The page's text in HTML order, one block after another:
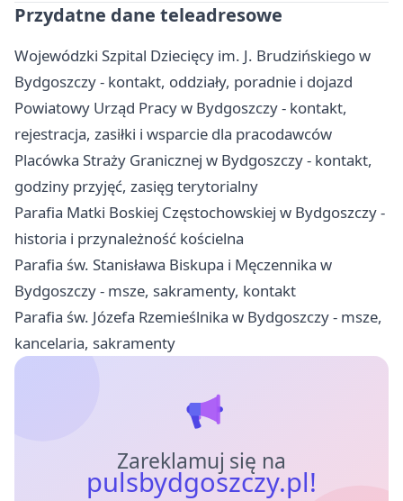
Przydatne dane teleadresowe
Wojewódzki Szpital Dziecięcy im. J. Brudzińskiego w
Bydgoszczy - kontakt, oddziały, poradnie i dojazd
Powiatowy Urząd Pracy w Bydgoszczy - kontakt,
rejestracja, zasiłki i wsparcie dla pracodawców
Placówka Straży Granicznej w Bydgoszczy - kontakt,
godziny przyjęć, zasięg terytorialny
Parafia Matki Boskiej Częstochowskiej w Bydgoszczy -
historia i przynależność kościelna
Parafia św. Stanisława Biskupa i Męczennika w
Bydgoszczy - msze, sakramenty, kontakt
Parafia św. Józefa Rzemieślnika w Bydgoszczy - msze,
kancelaria, sakramenty
Zareklamuj się na
pulsbydgoszczy.pl!